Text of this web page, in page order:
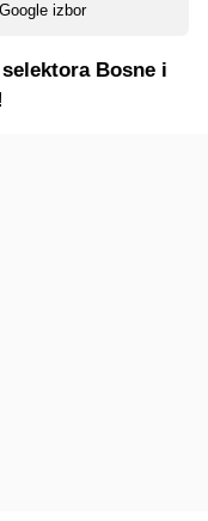
izbor
Bosne i